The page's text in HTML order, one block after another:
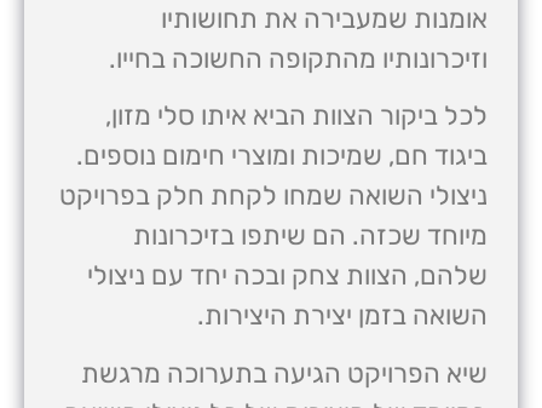
אומנות שמעבירה את תחושותיו
וזיכרונותיו מהתקופה החשוכה בחייו.
לכל ביקור הצוות הביא איתו סלי מזון,
ביגוד חם, שמיכות ומוצרי חימום נוספים.
ניצולי השואה שמחו לקחת חלק בפרויקט
מיוחד שכזה. הם שיתפו בזיכרונות
שלהם, הצוות צחק ובכה יחד עם ניצולי
השואה בזמן יצירת היצירות.
שיא הפרויקט הגיעה בתערוכה מרגשת